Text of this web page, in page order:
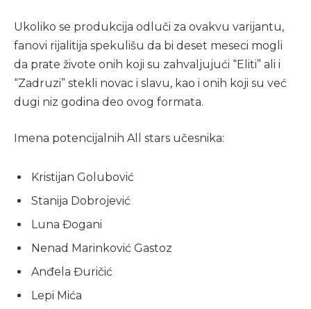
Ukoliko se produkcija odluči za ovakvu varijantu,
fanovi rijalitija spekulišu da bi deset meseci mogli
da prate živote onih koji su zahvaljujući “Eliti” ali i
“Zadruzi” stekli novac i slavu, kao i onih koji su već
dugi niz godina deo ovog formata.
Imena potencijalnih All stars učesnika:
Kristijan Golubović
Stanija Dobrojević
Luna Đogani
Nenad Marinković Gastoz
Anđela Đuričić
Lepi Mića